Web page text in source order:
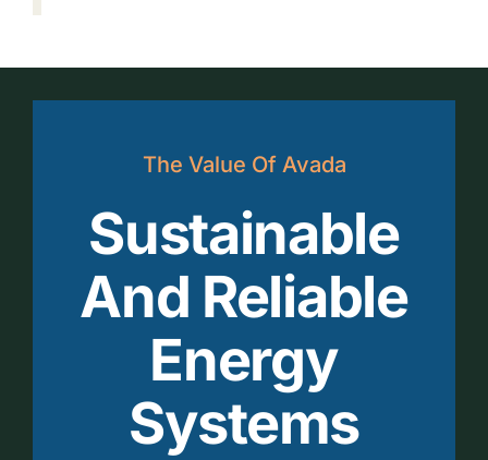
The Value Of Avada
Sustainable
And Reliable
Energy
Systems